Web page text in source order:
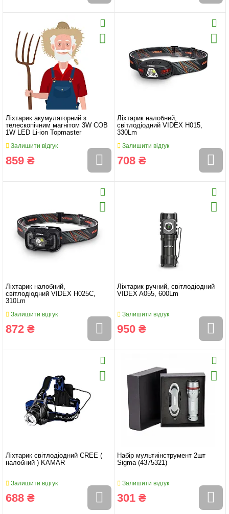
Ліхтарик акумуляторний з
телескопічним магнітом 3W COB
1W LED Li-ion Topmaster
Залишити відгук
859 ₴
Ліхтарик налобний,
світлодіодний VIDEX H015,
330Lm
Залишити відгук
708 ₴
Ліхтарик налобний,
світлодіодний VIDEX H025С,
310Lm
Залишити відгук
872 ₴
Ліхтарик ручний, світлодіодний
VIDEX A055, 600Lm
Залишити відгук
950 ₴
Ліхтарик світлодіодний CREE (
налобний ) KAMAR
Залишити відгук
688 ₴
Набір мультиінструмент 2шт
Sigma (4375321)
Залишити відгук
301 ₴